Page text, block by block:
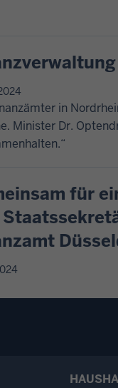
in
Minister Dr.
für